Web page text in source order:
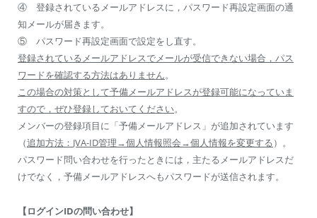
④ 登録されているメールアドレスに，パスワード再設定画面の通
知メールが届きます。
⑤ パスワード再設定画面で設定をし直す。
登録されているメールアドレスでメールが受信できない場合，パス
ワードを確認する方法はありません。
この場合の対策として予備メールアドレスが登録可能になっていま
すので，ぜひ登録しておいてください。
メンバーの登録項目に「予備メールアドレス」が追加されています
（追加方法： JVA-ID管理→個人情報照会→個人情報を変更する）。
パスワード問い合わせを行ったときには，主たるメールアドレスだ
けでなく，予備メールアドレスへもパスワードが送信されます。
【ログインIDの問い合わせ】